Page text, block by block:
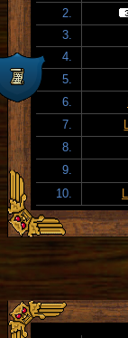
2.
3.
4.
5.
6.
7.
8.
9.
10.